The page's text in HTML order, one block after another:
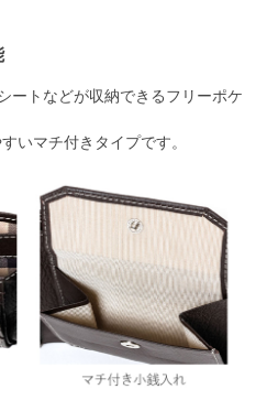
ートなどが収納できるフリーポケ
いマチ付きタイプです。